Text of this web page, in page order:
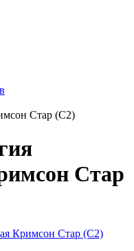
Стар (С2)
Стар